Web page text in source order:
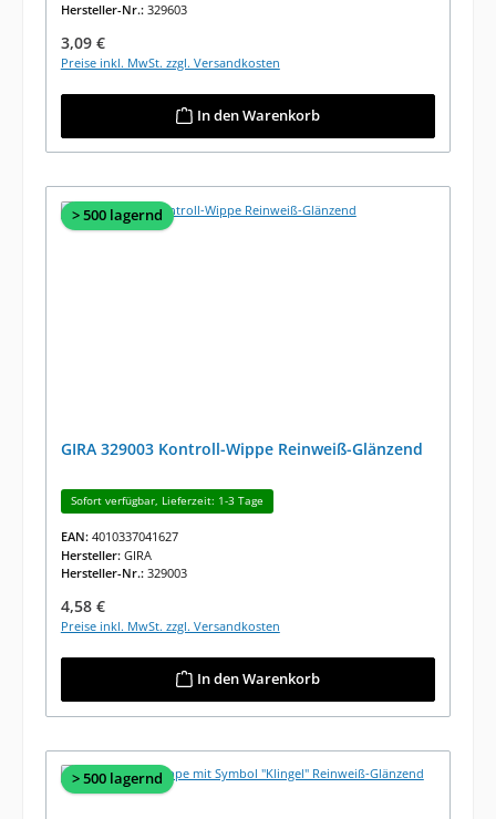
Hersteller-Nr.: 329603
Regulärer Preis:
3,09 €
Preise inkl. MwSt. zzgl. Versandkosten
In den Warenkorb
> 500 lagernd
GIRA 329003 Kontroll-Wippe Reinweiß-Glänzend
Sofort verfügbar, Lieferzeit: 1-3 Tage
EAN: 4010337041627
Hersteller: GIRA
Hersteller-Nr.: 329003
Regulärer Preis:
4,58 €
Preise inkl. MwSt. zzgl. Versandkosten
In den Warenkorb
> 500 lagernd